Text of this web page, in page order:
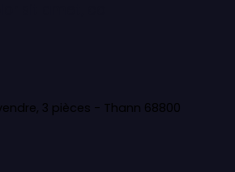
ACHETER IMMOBILIER NEUF